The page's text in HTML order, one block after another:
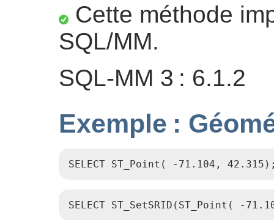
Cette méthode
SQL/MM.
SQL-MM 3 : 6.1.2
Exemple :
SELECT ST_Point( -71.104,
SELECT ST_SetSRID(ST_Point( -